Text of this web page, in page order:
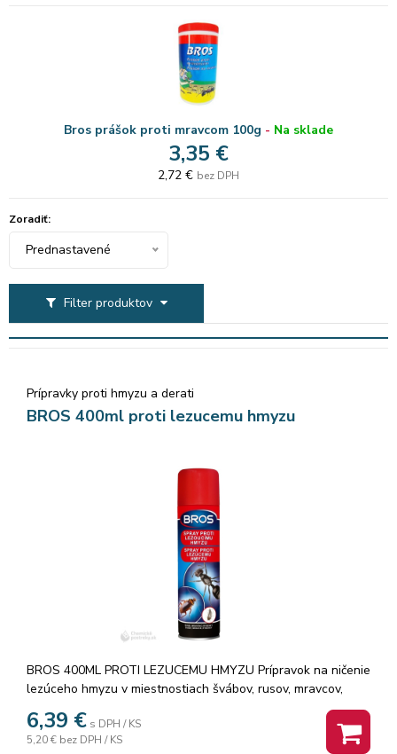
Bros prášok proti mravcom 100g - Na sklade
3,35 €
2,72 € bez DPH
Filter produktov
Zoradiť:
Prednastavené
Prípravky proti hmyzu a derati
BROS 400ml proti lezucemu hmyzu
BROS 400ML PROTI LEZUCEMU HMYZU Prípravok na ničenie
lezúceho hmyzu v miestnostiach švábov, rusov, mravcov,
švehiel a iných. Špeciálnym zložením zaisťuje okamžitý
výsledok likvidácie hmyzu, dlhodobé pôsobenie v mieste
aplikácie a ničenie dospelého hmyzu aj vajíčok. 400 ml.
6,39 € s DPH / KS
5,20 € bez DPH / KS